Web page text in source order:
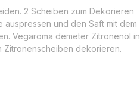
2 Scheiben zum Dekorieren
und den Saft mit dem
Vegaroma demeter Zitronenöl in
Zitronenscheiben dekorieren.